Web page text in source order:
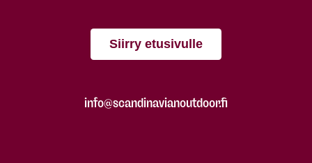
Siirry etusivulle
info@scandinavianoutdoor.fi